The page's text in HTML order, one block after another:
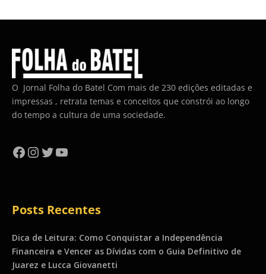
O Jornal Folha do Batel Com mais de 230 edições editadas e
impressas , retrata temas e conceitos que constrói ao longo
do tempo a cultura de uma sociedade.
Facebook
Instagram
Twitter
YouTube
Posts Recentes
Dica de Leitura: Como Conquistar a Independência
Financeira e Vencer as Dívidas com o Guia Definitivo de
Juarez e Lucca Giovanetti